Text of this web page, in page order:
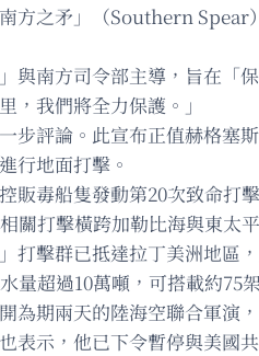
方之矛」（Southern
與南方司令部主導，旨在
，我們將全力保護。」
步評論。此宣布正值赫格
行地面打擊。
販毒船隻發動第20次致命
關打擊橫跨加勒比海與東太
打擊群已抵達拉丁美洲地
超過10萬噸，可搭載約75
為期兩天的陸海空聯合軍
表示，他已下令暫停與美國